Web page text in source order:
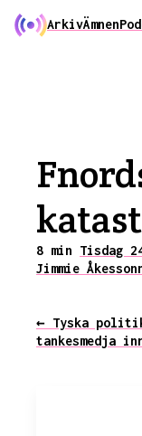
ArkivÄmnen
8 min Tisdag
Jimmie Åkesson
← Tyska
tankesmedja